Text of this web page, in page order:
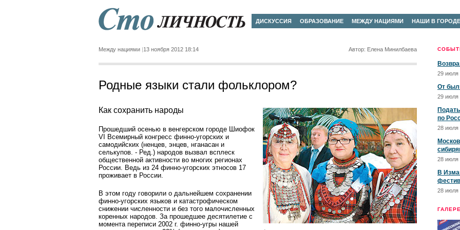
ДИСКУССИЯ ОБРАЗОВАНИЕ МЕЖДУ НАЦИЯМИ НАШИ В ГОРОДЕ
29 июля
От
29 июля
по
28 июля
28 июля
В
28 июля
Между нациями 13 ноября 2012 18:14 Автор: Елена Минилбаева
Родные языки стали фольклором?
Как сохранить народы
Прошедший осенью в венгерском городе Шиофок
VI Всемирный конгресс финно-угорских и
самодийских (ненцев, энцев, нганасан и
селькупов. - Ред.) народов вызвал всплеск
общественной активности во многих регионах
России. Ведь из 24 финно-угорских этносов 17
проживает в России.
В этом году говорили о дальнейшем сохранении
финно-угорских языков и катастрофическом
снижении численности и без того малочисленных
коренных народов. За прошедшее десятилетие с
момента переписи 2002 г. финно-угры нашей